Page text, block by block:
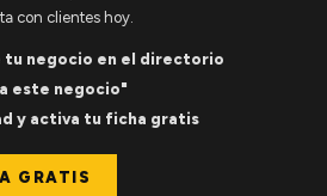
con clientes hoy.
tu negocio en el directorio
este negocio"
y activa tu ficha gratis
GRATIS